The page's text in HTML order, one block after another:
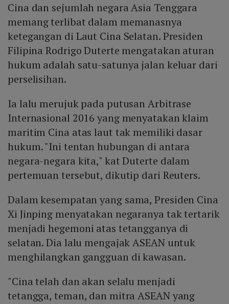
Cina dan sejumlah negara Asia Tenggara
memang terlibat dalam memanasnya
ketegangan di Laut Cina Selatan. Presiden
Filipina Rodrigo Duterte mengatakan aturan
hukum adalah satu-satunya jalan keluar dari
perselisihan.
Ia lalu merujuk pada putusan Arbitrase
Internasional 2016 yang menyatakan klaim
maritim Cina atas laut tak memiliki dasar
hukum. "Ini tentan hubungan di antara
negara-negara kita," kat Duterte dalam
pertemuan tersebut, dikutip dari Reuters.
Dalam kesempatan yang sama, Presiden Cina
Xi Jinping menyatakan negaranya tak tertarik
menjadi hegemoni atas tetangganya di
selatan. Dia lalu mengajak ASEAN untuk
menghilangkan gangguan di kawasan.
"Cina telah dan akan selalu menjadi
tetangga, teman, dan mitra ASEAN yang